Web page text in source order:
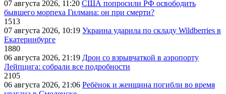
07 августа 2026, 11:20 США попросили РФ освободить
бывшего морпеха Гилмана: он при смерти?
1513
07 августа 2026, 10:19 Украина ударила по складу Wildberries в
Екатеринбурге
1880
06 августа 2026, 21:19 Дрон со взрывчаткой в аэропорту
Лейпцига: собрали все подробности
2105
06 августа 2026, 21:06 Ребёнок и женщина погибли во время